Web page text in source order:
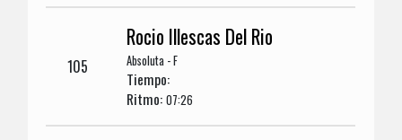
105
Rocio Illescas Del Rio
Absoluta - F
Tiempo:
Ritmo:07:26